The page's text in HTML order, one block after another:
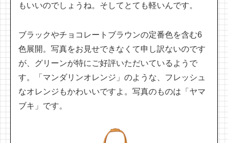
もいいのでしょうね。そしてとても軽いんです。
ブラックやチョコレートブラウンの定番色を含む6
色展開。写真をお見せできなくて申し訳ないのです
が、グリーンが特にご好評いただいているようで
す。「マンダリンオレンジ」のような、フレッシュ
なオレンジもかわいいですよ。写真のものは「ヤマ
ブキ」です。